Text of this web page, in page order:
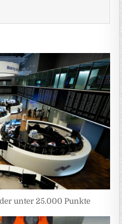
unter 25.000 Punkte